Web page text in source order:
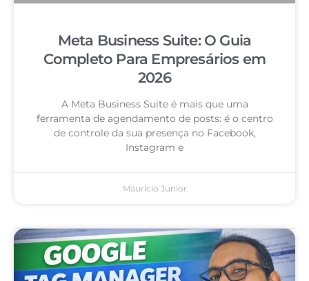
Meta Business Suite: O Guia
Completo Para Empresários em
2026
A Meta Business Suite é mais que uma
ferramenta de agendamento de posts: é o centro
de controle da sua presença no Facebook,
Instagram e
Mauricio Junior